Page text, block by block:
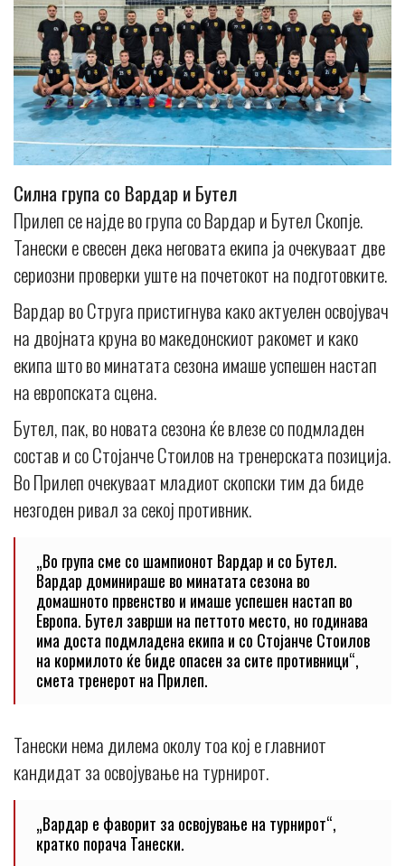
Силна група со Вардар и Бутел
Прилеп се најде во група со Вардар и Бутел Скопје.
Танески е свесен дека неговата екипа ја очекуваат две
сериозни проверки уште на почетокот на подготовките.
Вардар во Струга пристигнува како актуелен освојувач
на двојната круна во македонскиот ракомет и како
екипа што во минатата сезона имаше успешен настап
на европската сцена.
Бутел, пак, во новата сезона ќе влезе со подмладен
состав и со Стојанче Стоилов на тренерската позиција.
Во Прилеп очекуваат младиот скопски тим да биде
незгоден ривал за секој противник.
„Во група сме со шампионот Вардар и со Бутел.
Вардар доминираше во минатата сезона во
домашното првенство и имаше успешен настап во
Европа. Бутел заврши на петтото место, но годинава
има доста подмладена екипа и со Стојанче Стоилов
на кормилото ќе биде опасен за сите противници“,
смета тренерот на Прилеп.
Танески нема дилема околу тоа кој е главниот
кандидат за освојување на турнирот.
„Вардар е фаворит за освојување на турнирот“,
кратко порача Танески.